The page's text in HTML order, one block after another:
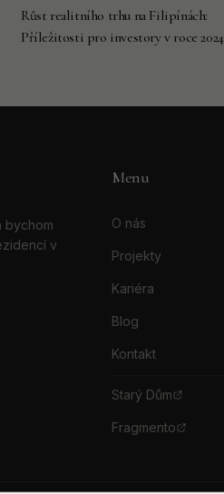
Růst realitního trhu na Filipínách:
Příležitosti pro investory v roce 2024
bychom
v
Menu
O nás
Projekty
Kariéra
Blog
Kontakt
Starý Dům
Fragmento